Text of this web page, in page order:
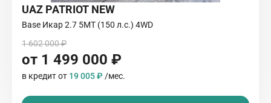
UAZ PATRIOT NEW
Base Икар 2.7 5МТ (150 л.с.) 4WD
1 602 000 ₽
от 1 499 000 ₽
в кредит от 19 005 ₽ /мес.